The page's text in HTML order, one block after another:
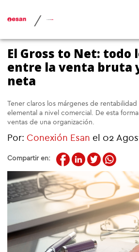
/
El Gross to Net: todo
entre la venta bruta
neta
Tener claros los márgenes de
elemental a nivel comercial. De esta
ventas de una organización.
Por: Conexión Esan el 02
Compartir en: